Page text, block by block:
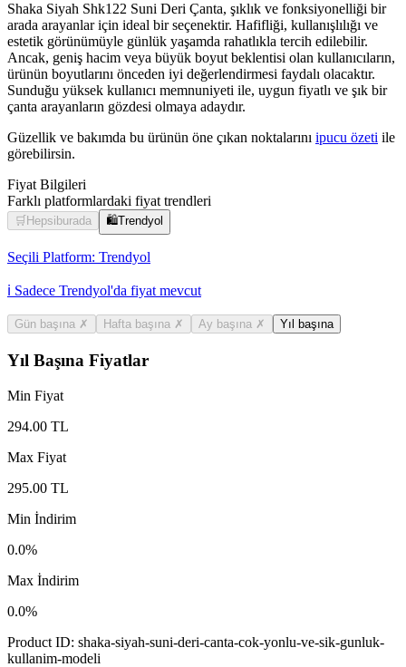
Shaka Siyah Shk122 Suni Deri Çanta, şıklık ve fonksiyonelliği bir
arada arayanlar için ideal bir seçenektir. Hafifliği, kullanışlılığı ve
estetik görünümüyle günlük yaşamda rahatlıkla tercih edilebilir.
Ancak, geniş hacim veya büyük boyut beklentisi olan kullanıcıların,
ürünün boyutlarını önceden iyi değerlendirmesi faydalı olacaktır.
Sunduğu yüksek kullanıcı memnuniyeti ile, uygun fiyatlı ve şık bir
çanta arayanların gözdesi olmaya adaydır.
Güzellik ve bakımda bu ürünün öne çıkan noktalarını ipucu özeti ile
görebilirsin.
Fiyat Bilgileri
Farklı platformlardaki fiyat trendleri
🛒 Hepsiburada 🛍️Trendyol
Seçili Platform: Trendyol
ℹ️ Sadece Trendyol'da fiyat mevcut
Gün başına ✗ Hafta başına ✗ Ay başına ✗ Yıl başına
Yıl Başına Fiyatlar
Min Fiyat
294.00 TL
Max Fiyat
295.00 TL
Min İndirim
0.0%
Max İndirim
0.0%
Product ID: shaka-siyah-suni-deri-canta-cok-yonlu-ve-sik-gunluk-
kullanim-modeli